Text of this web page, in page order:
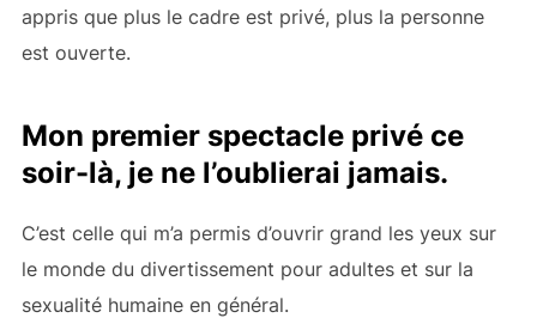
appris que plus le cadre est privé, plus la personne
est ouverte.
Mon premier spectacle privé ce
soir-là, je ne l’oublierai jamais.
C’est celle qui m’a permis d’ouvrir grand les yeux sur
le monde du divertissement pour adultes et sur la
sexualité humaine en général.